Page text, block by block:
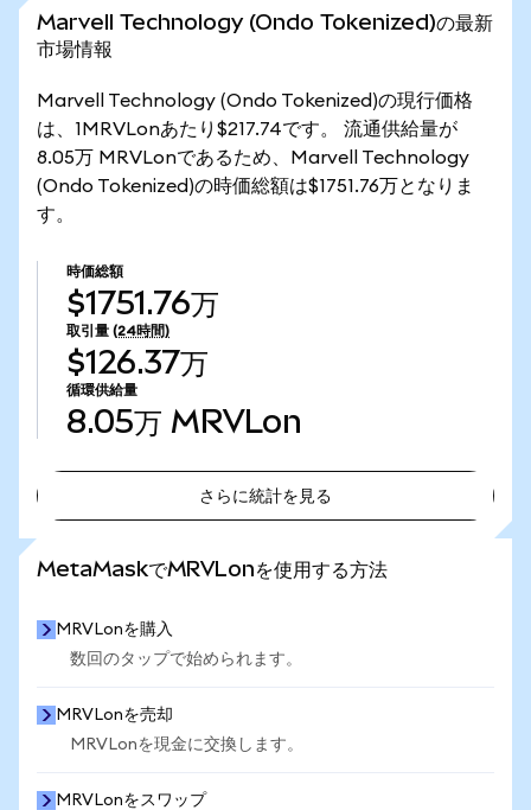
Marvell Technology (Ondo Tokenized)の最新
市場情報
Marvell Technology (Ondo Tokenized)の現行価格
は、1MRVLonあたり$217.74です。 流通供給量が
8.05万 MRVLonであるため、Marvell Technology
(Ondo Tokenized)の時価総額は$1751.76万となりま
す。
時価総額
$1751.76万
取引量 (24時間)
$126.37万
循環供給量
8.05万 MRVLon
さらに統計を見る
MetaMaskでMRVLonを使用する方法
MRVLonを購入
数回のタップで始められます。
MRVLonを売却
MRVLonを現金に交換します。
MRVLonをスワップ